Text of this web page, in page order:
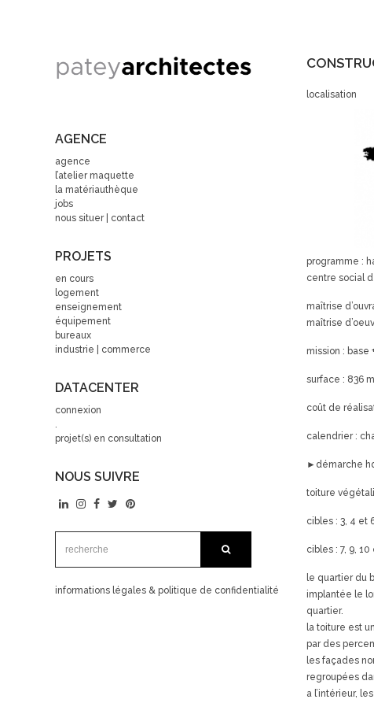
AGENCE
agence
l’atelier maquette
la matériauthèque
jobs
nous situer | contact
PROJETS
en cours
logement
enseignement
équipement
bureaux
industrie | commerce
DATACENTER
connexion
.
projet(s) en consultation
NOUS SUIVRE
informations légales & politique de confidentialité
localisation
programme :
centre social
maîtrise
maîtrise
mission : base
surface : 836
coût de
calendrier :
►démarche
toiture
cibles : 3, 4 et
cibles : 7, 9,
le quartier du
implantée le
quartier.
la toiture est
par des
les façades
regroupées
a l’intérieur,